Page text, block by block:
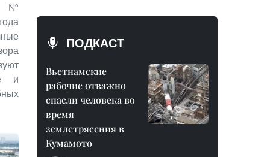
№
и
ПОДКАСТ
Вьетнамские
рабочие отважно
спасли человека во
время
землетрясения в
Кумамото